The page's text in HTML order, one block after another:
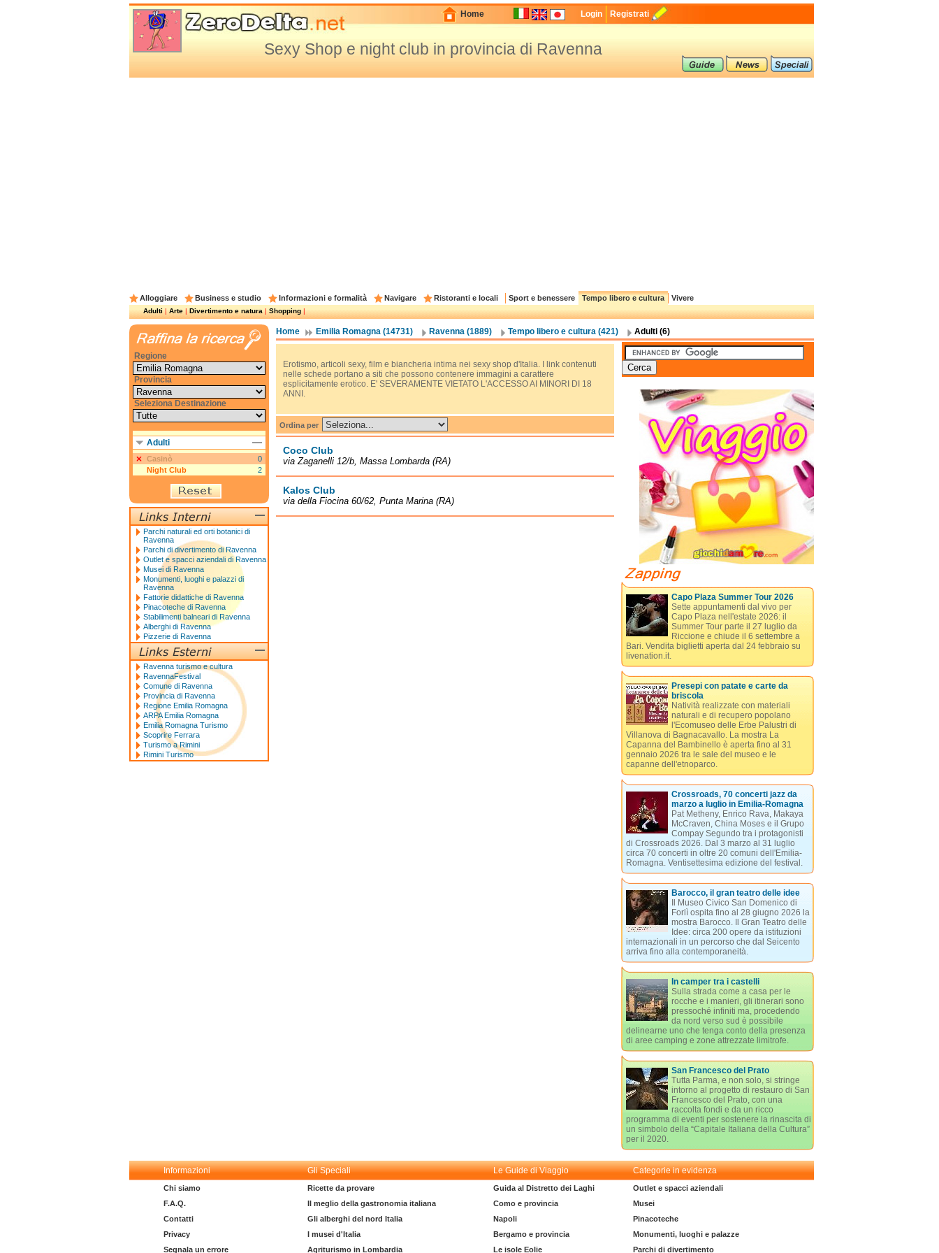
Home Login Registrati
Sexy Shop e night club in provincia di Ravenna
Alloggiare Business e studio Informazioni e formalità Navigare Ristoranti e locali Sport e benessere Tempo libero e cultura Vivere
Adulti|Arte|Divertimento e natura|Shopping|
Home Emilia Romagna (14731) Ravenna (1889) Tempo libero e cultura (421) Adulti (6)
Erotismo, articoli sexy, film e biancheria intima nei sexy shop d'Italia. I link contenuti
nelle schede portano a siti che possono contenere immagini a carattere
esplicitamente erotico. E' SEVERAMENTE VIETATO L'ACCESSO AI MINORI DI 18
ANNI.
Ordina per
Coco Club
via Zaganelli 12/b, Massa Lombarda (RA)
Kalos Club
via della Fiocina 60/62, Punta Marina (RA)
Capo Plaza Summer Tour 2026
Sette appuntamenti dal vivo per
Capo Plaza nell'estate 2026: il
Summer Tour parte il 27 luglio da
Riccione e chiude il 6 settembre a
Bari. Vendita biglietti aperta dal 24 febbraio su
livenation.it.
Presepi con patate e carte da
briscola
Natività realizzate con materiali
naturali e di recupero popolano
l'Ecomuseo delle Erbe Palustri di
Villanova di Bagnacavallo. La mostra La
Capanna del Bambinello è aperta fino al 31
gennaio 2026 tra le sale del museo e le
capanne dell'etnoparco.
Crossroads, 70 concerti jazz da
marzo a luglio in Emilia-Romagna
Pat Metheny, Enrico Rava, Makaya
McCraven, China Moses e il Grupo
Compay Segundo tra i protagonisti
di Crossroads 2026. Dal 3 marzo al 31 luglio
circa 70 concerti in oltre 20 comuni dell'Emilia-
Romagna. Ventisettesima edizione del festival.
Barocco, il gran teatro delle idee
Il Museo Civico San Domenico di
Forlì ospita fino al 28 giugno 2026 la
mostra Barocco. Il Gran Teatro delle
Idee: circa 200 opere da istituzioni
internazionali in un percorso che dal Seicento
arriva fino alla contemporaneità.
In camper tra i castelli
Sulla strada come a casa per le
rocche e i manieri, gli itinerari sono
pressoché infiniti ma, procedendo
da nord verso sud è possibile
delinearne uno che tenga conto della presenza
di aree camping e zone attrezzate limitrofe.
San Francesco del Prato
Tutta Parma, e non solo, si stringe
intorno al progetto di restauro di San
Francesco del Prato, con una
raccolta fondi e da un ricco
programma di eventi per sostenere la rinascita di
un simbolo della “Capitale Italiana della Cultura”
per il 2020.
Regione
Provincia
Seleziona Destinazione
Adulti
Casinò
0
Night Club
2
Parchi naturali ed orti botanici di
Ravenna
Parchi di divertimento di Ravenna
Outlet e spacci aziendali di Ravenna
Musei di Ravenna
Monumenti, luoghi e palazzi di
Ravenna
Fattorie didattiche di Ravenna
Pinacoteche di Ravenna
Stabilimenti balneari di Ravenna
Alberghi di Ravenna
Pizzerie di Ravenna
Ravenna turismo e cultura
RavennaFestival
Comune di Ravenna
Provincia di Ravenna
Regione Emilia Romagna
ARPA Emilia Romagna
Emilia Romagna Turismo
Scoprire Ferrara
Turismo a Rimini
Rimini Turismo
Informazioni Gli Speciali Le Guide di Viaggio Categorie in evidenza
Chi siamo
F.A.Q.
Contatti
Privacy
Segnala un errore
Ricette da provare
Il meglio della gastronomia italiana
Gli alberghi del nord Italia
I musei d'Italia
Agriturismo in Lombardia
Guida al Distretto dei Laghi
Como e provincia
Napoli
Bergamo e provincia
Le isole Eolie
Outlet e spacci aziendali
Musei
Pinacoteche
Monumenti, luoghi e palazze
Parchi di divertimento